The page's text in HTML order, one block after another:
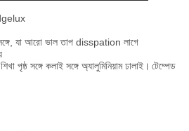
যা আরো ভাল তাপ disspation লাগে
পৃষ্ঠ সঙ্গে কলাই সঙ্গে অ্যালুমিনিয়াম ঢালাই। টেম্পেড